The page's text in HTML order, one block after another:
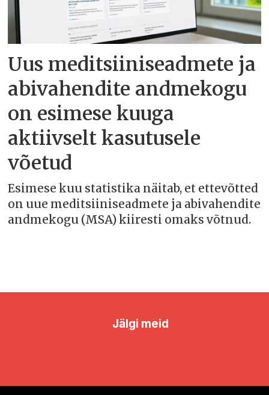
Uus meditsiiniseadmete ja
abivahendite andmekogu
on esimese kuuga
aktiivselt kasutusele
võetud
Esimese kuu statistika näitab, et ettevõtted
on uue meditsiiniseadmete ja abivahendite
andmekogu (MSA) kiiresti omaks võtnud.
Jälgi meid